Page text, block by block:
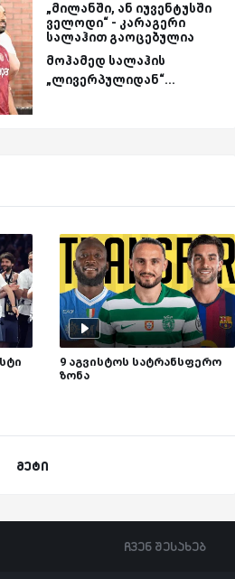
„მილანში, ან იუვენტუსში
ველოდი“ - კარაგერი
სალაჰით გაოცებულია
მოჰამედ სალაჰის
„ლივერპულიდან“...
9 აგვისტოს სატრანსფერო
ზონა
მეტი
ჩვენ შესახებ